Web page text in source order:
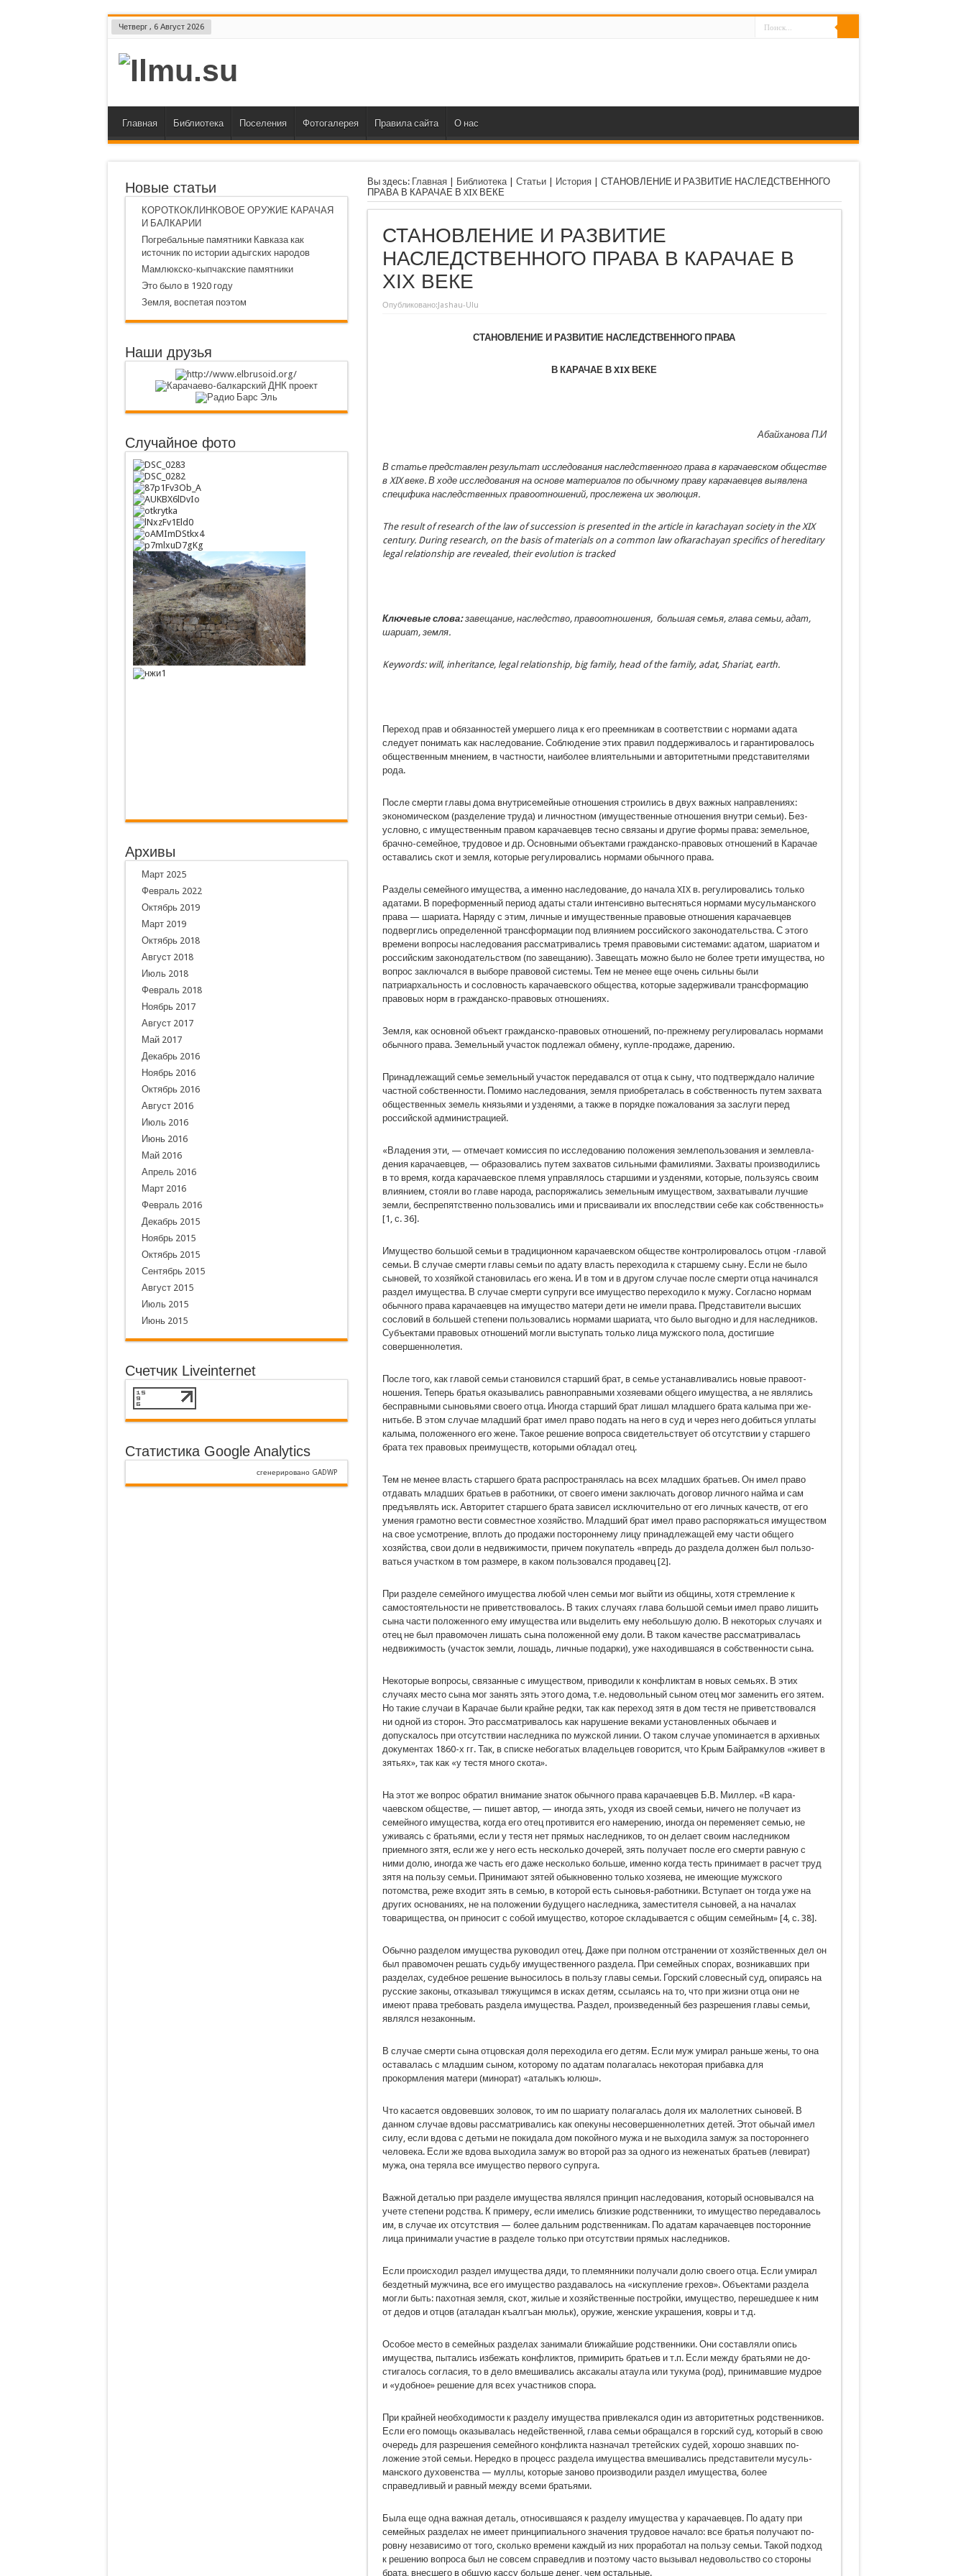
Четверг , 6 Август 2026
Главная Библиотека Поселения Фотогалерея Правила сайта О нас
Вы здесь: Главная| Библиотека| Статьи| История| СТАНОВЛЕНИЕ И РАЗВИТИЕ НАСЛЕДСТВЕННОГО
ПРАВА В КАРАЧАЕ В XIX ВЕКЕ
СТАНОВЛЕНИЕ И РАЗВИТИЕ
НАСЛЕДСТВЕННОГО ПРАВА В КАРАЧАЕ В
XIX ВЕКЕ
Опубликовано:Jashau-Ulu
СТАНОВЛЕНИЕ И РАЗВИТИЕ НАСЛЕДСТВЕННОГО ПРАВА
В КАРАЧАЕ В XIX ВЕКЕ
Абайханова П.И
В статье представлен результат исследования наследственного права в карачаевском обществе
в XIX веке. В ходе исследования на основе материалов по обычному праву карачаевцев выявлена
специфика наследственных правоотношений, прослежена их эволюция.
The result of research of the law of succession is presented in the article in karachayan society in the XIX
century. During research, on the basis of materials on a common law ofkarachayan specifics of hereditary
legalrelationship are revealed, their evolution is tracked
Ключевые слова:завещание, наследство, правоотношения, большая семья, глава семьи, адат,
ша­риат, земля.
Keywords: will, inheritance, legal relationship, big family, head of the family, adat, Shariat, earth.
Переход прав и обязанностей умершего лица к его преемникам в соответствии с нормами адата
следует понимать как наследование. Соблюдение этих правил поддерживалось и гарантировалось
об­щественным мнением, в частности, наиболее влия­тельными и авторитетными представителями
рода.
После смерти главы дома внутрисемейные от­ношения строились в двух важных направлениях:
экономическом (разделение труда) и личностном (имущественные отношения внутри семьи). Без­
условно, с имущественным правом карачаевцев тесно связаны и другие формы права: земельное,
брачно-семейное, трудовое и др. Основными объ­ектами гражданско-правовых отношений в Карачае
оставались скот и земля, которые регулировались нормами обычного права.
Разделы семейного имущества, а именно на­следование, до начала XIX в. регулировались толь­ко
адатами. В пореформенный период адаты стали интенсивно вытесняться нормами мусульманского
права — шариата. Наряду с этим, личные и имуще­ственные правовые отношения карачаевцев
подвер­глись определенной трансформации под влиянием российского законодательства. С этого
времени во­просы наследования рассматривались тремя право­выми системами: адатом, шариатом и
российским законодательством (по завещанию). Завещать мож­но было не более трети имущества, но
вопрос за­ключался в выборе правовой системы. Тем не менее еще очень сильны были
патриархальность и сослов­ность карачаевского общества, которые задержива­ли трансформацию
правовых норм в гражданско-правовых отношениях.
Земля, как основной объект гражданско-правовых отношений, по-прежнему регулировалась нормами
обычного права. Земельный участок под­лежал обмену, купле-продаже, дарению.
Принадлежащий семье земельный участок передавался от отца к сыну, что подтверждало на­личие
частной собственности. Помимо наследова­ния, земля приобреталась в собственность путем захвата
общественных земель князьями и узденями, а также в порядке пожалования за заслуги перед
российской администрацией.
«Владения эти, — отмечает комиссия по иссле­дованию положения землепользования и землевла­
дения карачаевцев, — образовались путем захватов сильными фамилиями. Захваты производились
в то время, когда карачаевское племя управлялось стар­шими и узденями, которые, пользуясь своим
влия­нием, стояли во главе народа, распоряжались зе­мельным имуществом, захватывали лучшие
земли, беспрепятственно пользовались ими и присваивали их впоследствии себе как собственность»
[1, с. 36].
Имущество большой семьи в традиционном карачаевском обществе контролировалось отцом -главой
семьи. В случае смерти главы семьи по адату власть переходила к старшему сыну. Если не было
сыновей, то хозяйкой становилась его жена. И в том и в другом случае после смерти отца начинался
раз­дел имущества. В случае смерти супруги все иму­щество переходило к мужу. Согласно нормам
обыч­ного права карачаевцев на имущество матери дети не имели права. Представители высших
сословий в большей степени пользовались нормами шариата, что было выгодно и для наследников.
Субъектами правовых отношений могли выступать только лица мужского пола, достигшие
совершеннолетия.
После того, как главой семьи становился стар­ший брат, в семье устанавливались новые правоот­
ношения. Теперь братья оказывались равноправ­ными хозяевами общего имущества, а не являлись
бесправными сыновьями своего отца. Иногда стар­ший брат лишал младшего брата калыма при же­
нитьбе. В этом случае младший брат имел право подать на него в суд и через него добиться уплаты
калыма, положенного его жене. Такое решение во­проса свидетельствует об отсутствии у старшего
брата тех правовых преимуществ, которыми обла­дал отец.
Тем не менее власть старшего брата распро­странялась на всех младших братьев. Он имел право
отдавать младших братьев в работники, от своего имени заключать договор личного найма и сам
предъявлять иск. Авторитет старшего брата зависел исключительно от его личных качеств, от его
умения грамотно вести совместное хозяйство. Младший брат имел право распоряжаться имуществом
на свое усмотрение, вплоть до продажи по­стороннему лицу принадлежащей ему части обще­го
хозяйства, свои доли в недвижимости, причем покупатель «впредь до раздела должен был пользо­
ваться участком в том размере, в каком пользовался продавец [2].
При разделе семейного имущества любой член семьи мог выйти из общины, хотя стремление к
самостоятельности не приветствовалось. В таких случаях глава большой семьи имел право лишить
сына части положенного ему имущества или выде­лить ему небольшую долю. В некоторых случаях и
отец не был правомочен лишать сына положенной ему доли. В таком качестве рассматривалась
недви­жимость (участок земли, лошадь, личные подарки), уже находившаяся в собственности сына.
Некоторые вопросы, связанные с имуществом, приводили к конфликтам в новых семьях. В этих
случаях место сына мог занять зять этого дома, т.е. недовольный сыном отец мог заменить его зятем.
Но такие случаи в Карачае были крайне редки, так как переход зятя в дом тестя не приветствовался
ни одной из сторон. Это рассматривалось как наруше­ние веками установленных обычаев и
допускалось при отсутствии наследника по мужской линии. О таком случае упоминается в архивных
документах 1860-х гг. Так, в списке небогатых владельцев гово­рится, что Крым Байрамкулов «живет в
зятьях», так как «у тестя много скота».
На этот же вопрос обратил внимание знаток обычного права карачаевцев Б.В. Миллер. «В кара­
чаевском обществе, — пишет автор, — иногда зять, уходя из своей семьи, ничего не получает из
семей­ного имущества, когда его отец противится его на­мерению, иногда он переменяет семью, не
уживаясь с братьями, если у тестя нет прямых наследников, то он делает своим наследником
приемного зятя, если же у него есть несколько дочерей, зять полу­чает после его смерти равную с
ними долю, иногда же часть его даже несколько больше, именно когда тесть принимает в расчет труд
зятя на пользу семьи. Принимают зятей обыкновенно только хозяева, не имеющие мужского
потомства, реже входит зять в семью, в которой есть сыновья-работники. Вступа­ет он тогда уже на
других основаниях, не на поло­жении будущего наследника, заместителя сыновей, а на началах
товарищества, он приносит с собой имущество, которое складывается с общим семей­ным» [4, с. 38].
Обычно разделом имущества руководил отец. Даже при полном отстранении от хозяйственных дел он
был правомочен решать судьбу имуществен­ного раздела. При семейных спорах, возникавших при
разделах, судебное решение выносилось в пользу главы семьи. Горский словесный суд, опира­ясь на
русские законы, отказывал тяжущимся в ис­ках детям, ссылаясь на то, что при жизни отца они не
имеют права требовать раздела имущества. Раз­дел, произведенный без разрешения главы семьи,
являлся незаконным.
В случае смерти сына отцовская доля переходи­ла его детям. Если муж умирал раньше жены, то она
оставалась с младшим сыном, которому по адатам полагалась некоторая прибавка для
прокормления матери (минорат) «аталыкъ юлюш».
Что касается овдовевших золовок, то им по шариату полагалась доля их малолетних сыновей. В
данном случае вдовы рассматривались как опеку­ны несовершеннолетних детей. Этот обычай имел
силу, если вдова с детьми не покидала дом покойно­го мужа и не выходила замуж за постороннего
чело­века. Если же вдова выходила замуж во второй раз за одного из неженатых братьев (левират)
мужа, она теряла все имущество первого супруга.
Важной деталью при разделе имущества яв­лялся принцип наследования, который основывался на
учете степени родства. К примеру, если имелись близкие родственники, то имущество передавалось
им, в случае их отсутствия — более дальним род­ственникам. По адатам карачаевцев посторонние
лица принимали участие в разделе только при от­сутствии прямых наследников.
Если происходил раздел имущества дяди, то племянники получали долю своего отца. Если уми­рал
бездетный мужчина, все его имущество разда­валось на «искупление грехов». Объектами раздела
могли быть: пахотная земля, скот, жилые и хозяй­ственные постройки, имущество, перешедшее к ним
от дедов и отцов (аталадан къалгъан мюльк), оружие, женские украшения, ковры и т.д.
Особое место в семейных разделах занимали ближайшие родственники. Они составляли опись
имущества, пытались избежать конфликтов, при­мирить братьев и т.п. Если между братьями не до­
стигалось согласия, то в дело вмешивались аксака­лы атаула или тукума (род), принимавшие мудрое
и «удобное» решение для всех участников спора.
При крайней необходимости к разделу имуще­ства привлекался один из авторитетных родствен­ников.
Если его помощь оказывалась недействен­ной, глава семьи обращался в горский суд, который в свою
очередь для разрешения семейного конфлик­та назначал третейских судей, хорошо знавших по­
ложение этой семьи. Нередко в процесс раздела имущества вмешивались представители мусуль­
манского духовенства — муллы, которые заново про­изводили раздел имущества, более
справедливый и равный между всеми братьями.
Была еще одна важная деталь, относившаяся к разделу имущества у карачаевцев. По адату при
семейных разделах не имеет принципиального зна­чения трудовое начало: все братья получают по­
ровну независимо от того, сколько времени каждый из них проработал на пользу семьи. Такой подход
к решению вопроса был не совсем справедлив и поэтому часто вызывал недовольство со стороны
брата, внесшего в общую кассу больше денег, чем остальные.
Новые статьи
КОРОТКОКЛИНКОВОЕ ОРУЖИЕ КАРАЧАЯ
И БАЛКАРИИ
Погребальные памятники Кавказа как
источник по истории адыгских народов
Мамлюкско-кыпчакские памятники
Это было в 1920 году
Земля, воспетая поэтом
Наши друзья
Случайное фото
Архивы
Март 2025
Февраль 2022
Октябрь 2019
Март 2019
Октябрь 2018
Август 2018
Июль 2018
Февраль 2018
Ноябрь 2017
Август 2017
Май 2017
Декабрь 2016
Ноябрь 2016
Октябрь 2016
Август 2016
Июль 2016
Июнь 2016
Май 2016
Апрель 2016
Март 2016
Февраль 2016
Декабрь 2015
Ноябрь 2015
Октябрь 2015
Сентябрь 2015
Август 2015
Июль 2015
Июнь 2015
Счетчик Liveinternet
Статистика Google Analytics
сгенерировано GADWP